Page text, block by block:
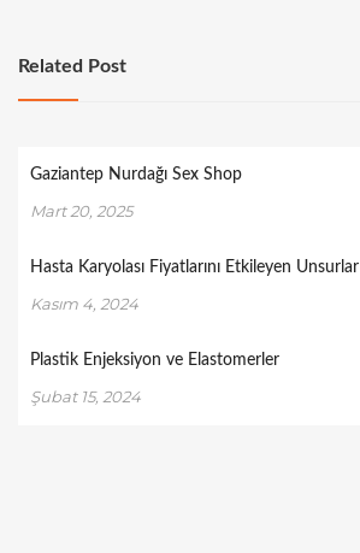
Related Post
Gaziantep Nurdağı Sex Shop
Mart 20, 2025
Hasta Karyolası Fiyatlarını Etkileyen Unsurlar
Kasım 4, 2024
Plastik Enjeksiyon ve Elastomerler
Şubat 15, 2024